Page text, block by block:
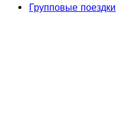
Групповые поездки